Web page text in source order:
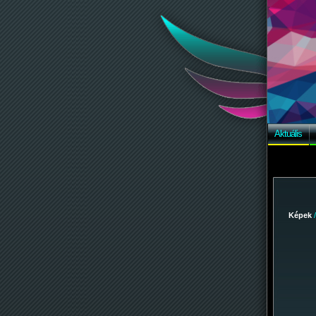
Aktuális
Képek